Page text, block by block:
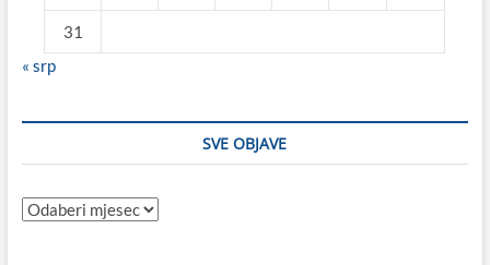
31
« srp
SVE OBJAVE
Sve